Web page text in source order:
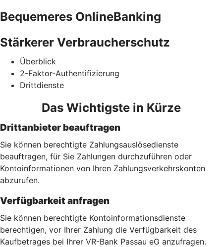
Bequemeres OnlineBanking
Stärkerer Verbraucherschutz
Überblick
2-Faktor-Authentifizierung
Drittdienste
Das Wichtigste in Kürze
Drittanbieter beauftragen
Sie können berechtigte Zahlungsauslösedienste
beauftragen, für Sie Zahlungen durchzuführen oder
Kontoinformationen von Ihren Zahlungsverkehrskonten
abzurufen.
Verfügbarkeit anfragen
Sie können berechtigte Kontoinformationsdienste
berechtigen, vor Ihrer Zahlung die Verfügbarkeit des
Kaufbetrages bei Ihrer VR-Bank Passau eG anzufragen.